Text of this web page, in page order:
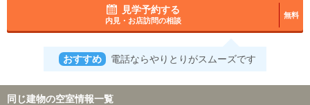
見学予約する
内見・お店訪問の相談
無料
おすすめ 電話ならやりとりがスムーズです
同じ建物の空室情報一覧